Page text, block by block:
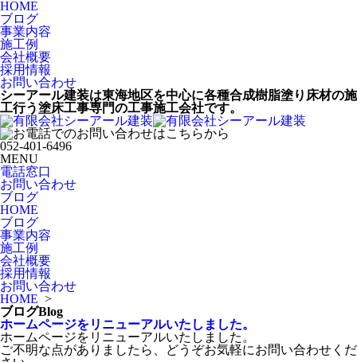
HOME
ブログ
事業内容
施工例
会社概要
採用情報
お問い合わせ
シーアール建装は東海地区を中心に各種合成樹脂塗り床材の施
工行う塗床工事専門の工事施工会社です。
052-401-6496
MENU
電話窓口
お問い合わせ
ブログ
HOME
ブログ
事業内容
施工例
会社概要
採用情報
お問い合わせ
HOME >
ブログBlog
ホームページをリニューアルいたしました。
ホームページをリニューアルいたしました。
ご不明な点がありましたら、どうぞお気軽にお問い合わせくだ